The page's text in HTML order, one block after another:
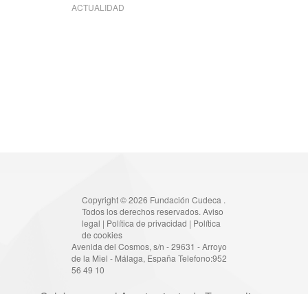
ACTUALIDAD
Copyright © 2026 Fundación Cudeca .
Todos los derechos reservados. Aviso
legal | Política de privacidad | Política
de cookies
Avenida del Cosmos, s/n - 29631 - Arroyo
de la Miel - Málaga, España Telefono:952
56 49 10